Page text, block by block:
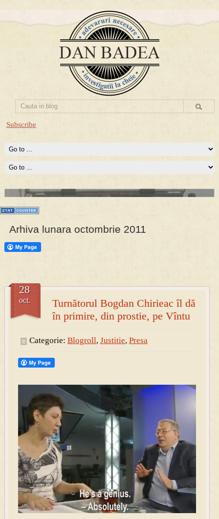
Subscribe
PRESA
Permise pentru vânătoarea de porci în costume, cu gulere albe
Prima mea carte publicata (Nemira)
Averea Presedintelui: prima lucrare despre controversatele
conturi secrete ale Securitatii.
Arhiva lunara octombrie 2011
Turnătorul Bogdan Chirieac îl dă
în primire, din prostie, pe Vîntu
28
oct.
Categorie: Blogroll, Justitie, Presa